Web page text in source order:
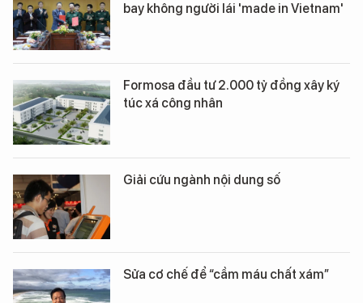
bay không người lái 'made in Vietnam'
Formosa đầu tư 2.000 tỷ đồng xây ký
túc xá công nhân
Giải cứu ngành nội dung số
Sửa cơ chế để “cầm máu chất xám”